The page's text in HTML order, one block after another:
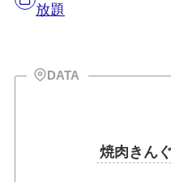
放題
DATA
焼肉きん